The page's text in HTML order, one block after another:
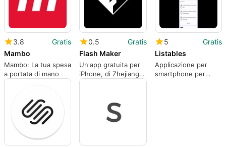
3.8
Gratis
Mambo
Mambo: La tua spesa
a portata di mano
0.5
Gratis
Flash Maker
Un'app gratuita per
iPhone, di Zhejiang
Flashforge 3D
5
Gratis
Listables
Applicazione per
smartphone per